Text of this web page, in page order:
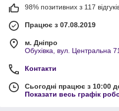
98% позитивних з 117
Працює з 07.08.2019
м. Дніпро
Обухівка, вул. Центральна
Контакти
Сьогодні працює з 10:00
Показати весь графік